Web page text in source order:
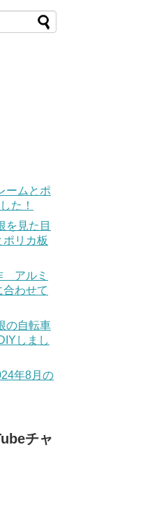
ームとポ
た！
を見た目
リカ板
アルミ
わせて
の自転車
しまし
年8月の
チャ